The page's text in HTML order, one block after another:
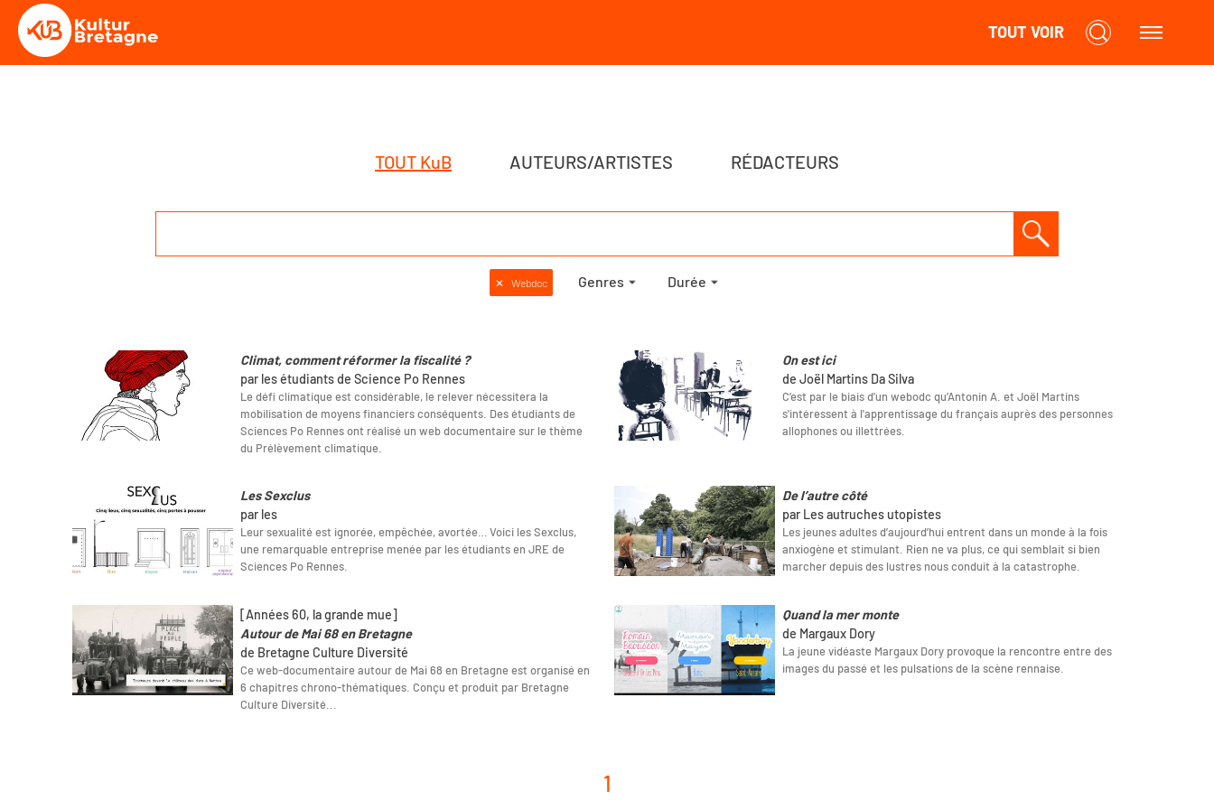
TOUT VOIR
TOUT KuB AUTEURS/ARTISTES RÉDACTEURS
✕ Webdoc Genres Durée
Climat, comment réformer la fiscalité ?
par les étudiants de Science Po Rennes
Le défi climatique est considérable, le relever nécessitera la
mobilisation de moyens financiers conséquents. Des étudiants de
Sciences Po Rennes ont réalisé un web documentaire sur le thème
du Prélèvement climatique.
On est ici
de Joël Martins Da Silva
C’est par le biais d’un webodc qu’Antonin A. et Joël Martins
s'intéressent à l'apprentissage du français auprès des personnes
allophones ou illettrées.
Les Sexclus
par les
Leur sexualité est ignorée, empêchée, avortée… Voici les Sexclus,
une remarquable entreprise menée par les étudiants en JRE de
Sciences Po Rennes.
De l’autre côté
par Les autruches utopistes
Les jeunes adultes d’aujourd’hui entrent dans un monde à la fois
anxiogène et stimulant. Rien ne va plus, ce qui semblait si bien
marcher depuis des lustres nous conduit à la catastrophe.
[Années 60, la grande mue]
Autour de Mai 68 en Bretagne
de Bretagne Culture Diversité
Ce web-documentaire autour de Mai 68 en Bretagne est organisé en
6 chapitres chrono-thématiques. Conçu et produit par Bretagne
Culture Diversité...
Quand la mer monte
de Margaux Dory
La jeune vidéaste Margaux Dory provoque la rencontre entre des
images du passé et les pulsations de la scène rennaise.
1